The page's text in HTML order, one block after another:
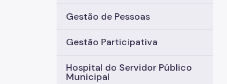
Gestão de Pessoas
Gestão Participativa
Hospital do Servidor Público
Municipal